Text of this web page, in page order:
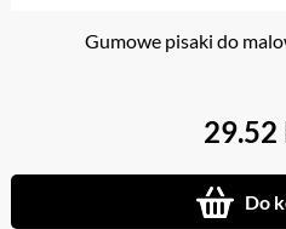
Gumowe pisaki do
29.52
Do